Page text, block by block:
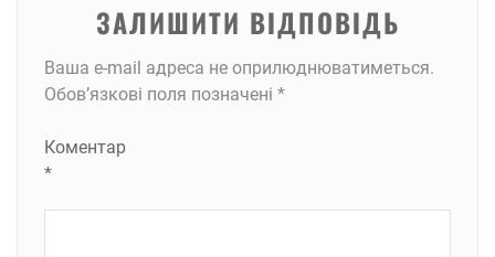
ЗАЛИШИТИ ВІДПОВІДЬ
Ваша e-mail адреса не оприлюднюватиметься.
Обов’язкові поля позначені *
Коментар
*